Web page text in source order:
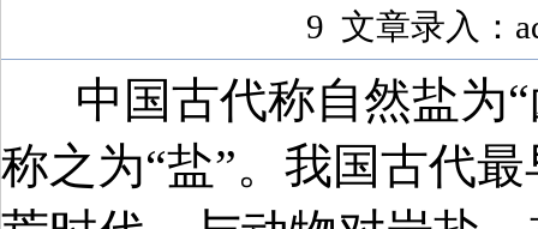
9 文章录入：
中国古代称自然盐为
称之为“盐”。我国古代